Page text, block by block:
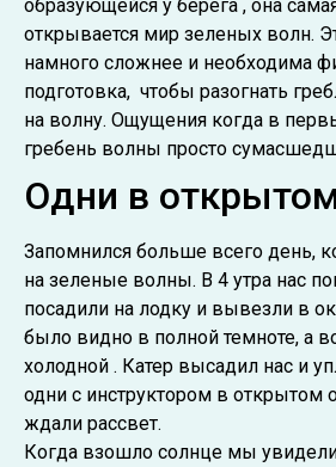
образующейся у берега , она
открывается мир зеленых волн.
намного сложнее и необходима
подготовка, чтобы разогнать
на волну. Ощущения когда в
гребень волны просто
Одни в
Запомнился больше всего день,
на зеленые волны. В 4 утра нас
посадили на лодку и вывезли в
было видно в полной темноте, а
холодной . Катер высадил нас и
одни с инструктором в открытом
ждали рассвет.
Когда взошло солнце мы